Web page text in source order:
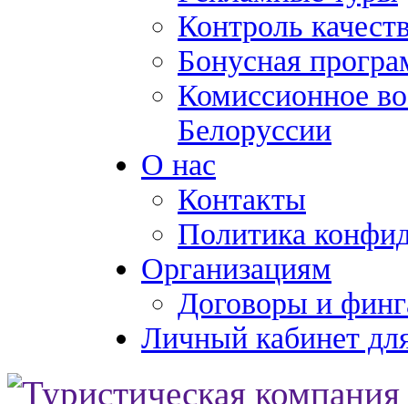
Контроль
Бонусная
Комиссионное
Белоруссии
О нас
Контакты
Политика
Организациям
Договоры и
Личный кабинет